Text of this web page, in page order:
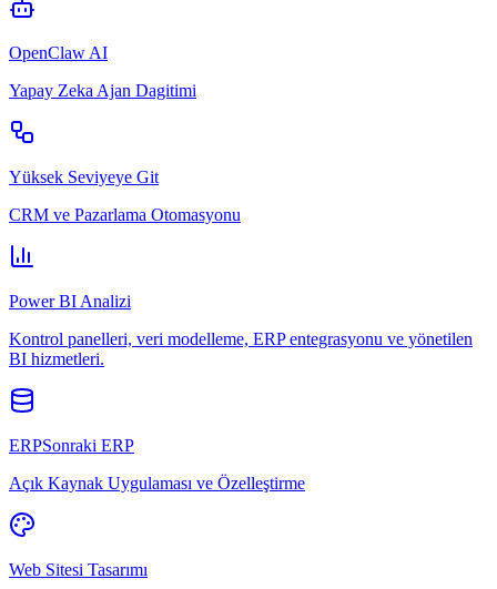
OpenClaw AI
Yapay Zeka Ajan Dagitimi
Yüksek Seviyeye Git
CRM ve Pazarlama Otomasyonu
Power BI Analizi
Kontrol panelleri, veri modelleme, ERP entegrasyonu ve yönetilen
BI hizmetleri.
ERPSonraki ERP
Açık Kaynak Uygulaması ve Özelleştirme
Web Sitesi Tasarımı